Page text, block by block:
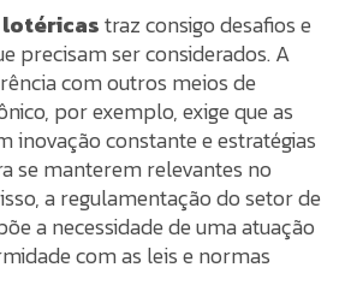
lotéricastraz consigo desafios e
precisam ser considerados. A
com outros meios de
por exemplo, exige que as
inovação constante e estratégias
se manterem relevantes no
a regulamentação do setor de
a necessidade de uma atuação
com as leis e normas